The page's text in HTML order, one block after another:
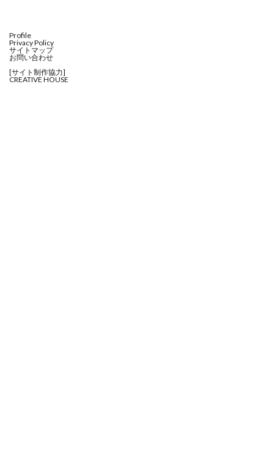
Profile
Privacy Policy
サイトマップ
お問い合わせ
[サイト制作協力]
CREATIVE HOUSE